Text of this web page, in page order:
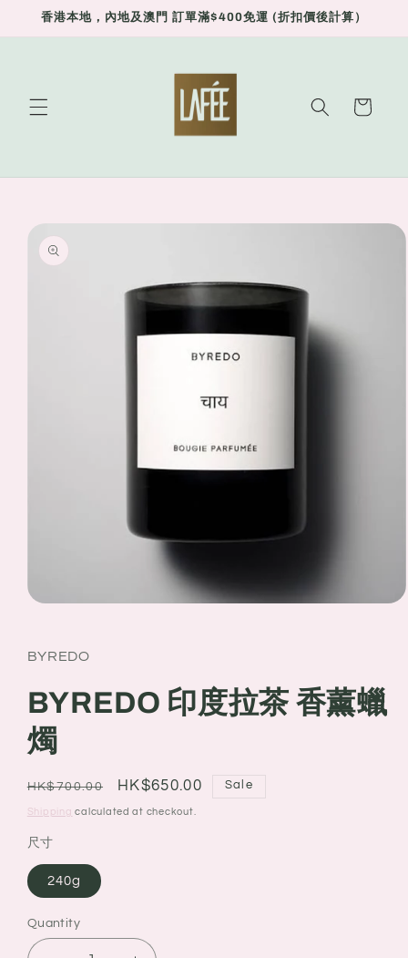
Skip to
香港本地，內地及澳門 訂單滿$400免運 (折扣價後計算）
Cart
Skip to
product
information
in
modal
BYREDO
BYREDO 印度拉茶 香薰蠟
燭
Regular
price
HK$700.00
Sale
price
HK$650.00 Sale
Shipping calculated at checkout.
尺寸
240g
Quantity
Quantity